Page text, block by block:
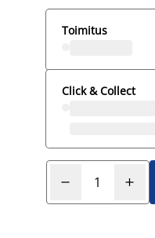
Toimitus
Click & Collect